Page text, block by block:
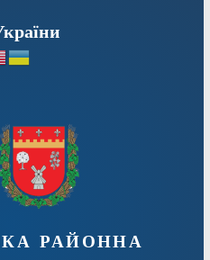
районна